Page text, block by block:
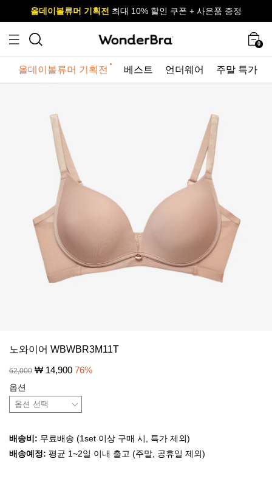
사이즈 무료 교환 서비스
올데이볼류머 기획전 최대 10% 할인 쿠폰 + 사은품 증정
사이즈 무료 교환 서비스
올데이볼류머 기획전
0
올데이볼류머 기획전 베스트 언더웨어 주말 특가
노와이어 WBWBR3M11T
62,000 ₩ 14,900 76%
옵션
배송비: 무료배송 (1set 이상 구매 시, 특가 제외)
배송예정: 평균 1~2일 이내 출고 (주말, 공휴일 제외)